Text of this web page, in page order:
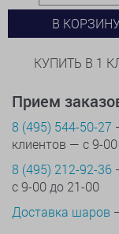
В
КУПИТЬ В 1
Прием
8 (495) 544-50-27
клиентов — с 9-
8 (495) 212-92-36
с 9-00 до 21-00
Доставка шаров